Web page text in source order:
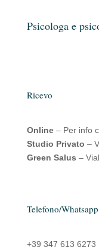
Psicologa e
Ricevo
Online– Per info
Studio Privato –
Green Salus –
Telefono/Whatsapp
+39 347 613 6273